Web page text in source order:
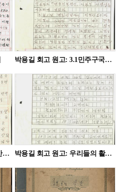
박용길 회고 원고: 3.1민주구국선언
박용길 회고 원고: 신혼살림 만보산 박용길 회고 원고: 우리들의 활동 1973-1974